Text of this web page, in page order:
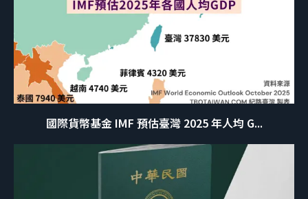
國際貨幣基金 IMF 預估臺灣 2025 年人均 G...